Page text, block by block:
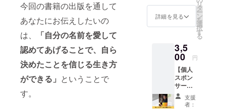
今回の書籍の出版を通して
あなたにお伝えしたいの
は、
「自分の名前を愛して
認めてあげることで、自ら
決めたことを信じる生き方
ができる」 ということで
す。
認め合う感
動世界
も創りたく
て今を生き
ています。
どうぞよろ
しくお願い
権利で
す。 書
籍に支
援者と
名前を
掲載さ
せてい
ただき
ます。
書籍で
あなた
のお名
詳細を見る
リ
タ
ー
ン
を
選
択
す
る
3,5
00 円
【個人
スポン
サーと
電子書
籍の支援
者：